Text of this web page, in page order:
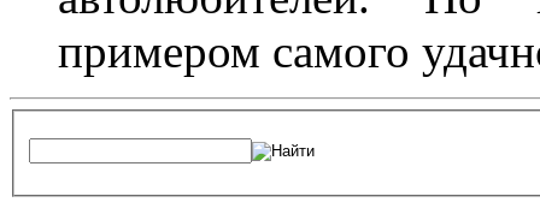
примером самого